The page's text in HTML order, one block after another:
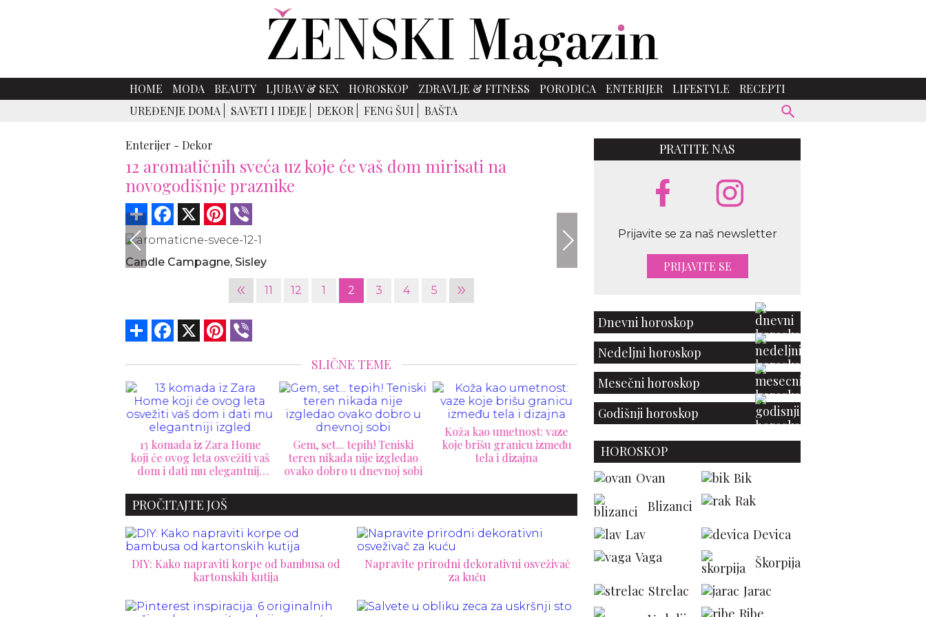
HOME MODA BEAUTY LJUBAV & SEX HOROSKOP ZDRAVLJE & FITNESS PORODICA ENTERIJER LIFESTYLE
RECEPTI
UREĐENJE DOMA
SAVETI I IDEJE DEKOR FENG ŠUI BAŠTA
Enterijer - Dekor
12 aromatičnih sveća uz koje će vaš dom mirisati na
novogodišnje praznike
Share Facebook Pinterest
Candle Campagne, Sisley
« 11 12 1 2 3 4 5 »
Share Facebook Pinterest
SLIČNE TEME
13 komada iz Zara Home
koji će ovog leta osvežiti vaš
dom i dati mu elegantniji
Gem, set... tepih! Teniski
teren nikada nije izgledao
ovako dobro u dnevnoj sobi
Koža kao umetnost: vaze
koje brišu granicu između
tela i dizajna
Staklene kupole: Mali
dekorativni detalj koji svaki
predmet čini dragocenim
PROČITAJTE JOŠ
DIY: Kako napraviti korpe od bambusa od
kartonskih kutija
Napravite prirodni dekorativni osveživač
za kuću
PRATITE NAS
Prijavite se za naš newsletter
PRIJAVITE SE
Dnevni horoskop
Nedeljni horoskop
Mesečni horoskop
Godišnji horoskop
HOROSKOP
Ovan
Bik
Blizanci
Rak
Lav
Devica
Vaga
Škorpija
Strelac
Jarac
Ribe